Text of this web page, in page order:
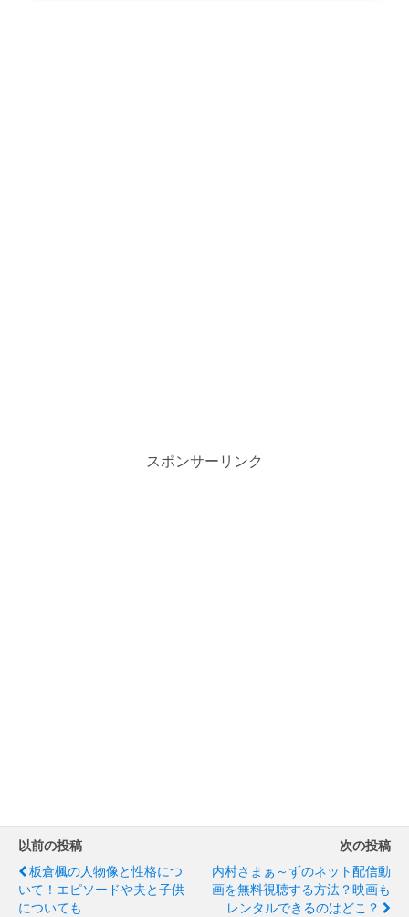
スポンサーリンク
以前の投稿
板倉楓の人物像と性格につ
いて！エピソードや夫と子供
についても
次の投稿
内村さまぁ～ずのネット配信動
画を無料視聴する方法？映画も
レンタルできるのはどこ？